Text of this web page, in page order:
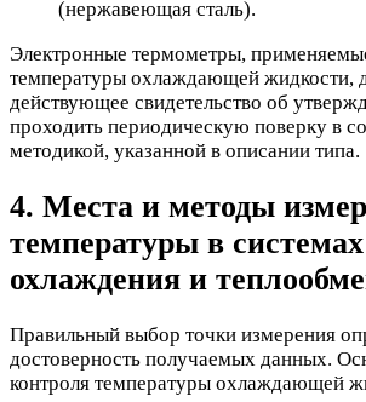
(нержавеющая сталь).
Электронные термометры,
температуры охлаждающей жидкости,
действующее свидетельство об
проходить периодическую поверку в
методикой, указанной в описании типа.
4. Места и методы
температуры в системах
охлаждения и
Правильный выбор точки измерения
достоверность получаемых данных.
контроля температуры охлаждающей